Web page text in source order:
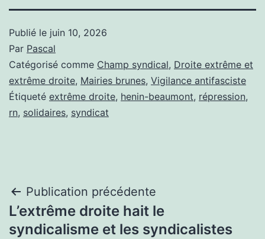
Publié le juin 10, 2026
Par Pascal
Catégorisé comme Champ syndical, Droite extrême et
extrême droite, Mairies brunes, Vigilance antifasciste
Étiqueté extrême droite, henin-beaumont, répression,
rn, solidaires, syndicat
Navigation
de
Publication précédente
L’extrême droite hait le
syndicalisme et les syndicalistes